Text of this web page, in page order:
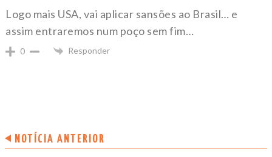
Logo mais USA, vai aplicar sansões ao Brasil… e
assim entraremos num poço sem fim…
0 Responder
NOTÍCIA ANTERIOR